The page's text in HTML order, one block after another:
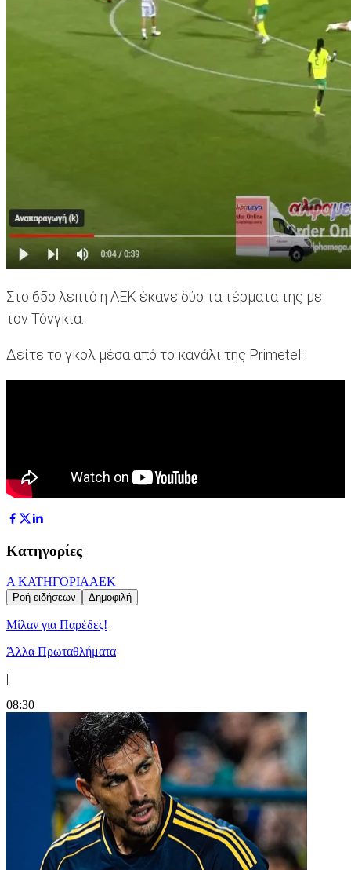
Στο 65ο λεπτό η ΑΕΚ έκανε δύο τα τέρματα της με
τον Τόνγκια.
Δείτε το γκολ μέσα από το κανάλι της Primetel:
Κατηγορίες
Α ΚΑΤΗΓΟΡΙΑΑΕΚ
Ροή ειδήσεων Δημοφιλή
Μίλαν για Παρέδες!
Άλλα Πρωταθλήματα
|
08:30